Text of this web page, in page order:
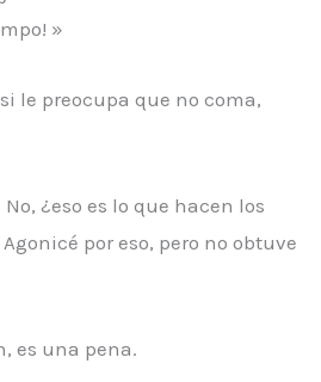
»
le preocupa que no coma,
¿eso es lo que hacen los
por eso, pero no obtuve
es una pena.